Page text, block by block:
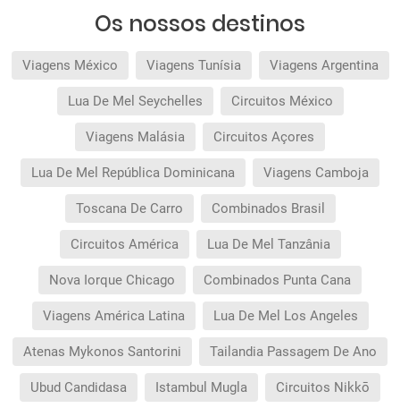
Os nossos destinos
Viagens México Viagens Tunísia Viagens Argentina
Lua De Mel Seychelles Circuitos México
Viagens Malásia Circuitos Açores
Lua De Mel República Dominicana Viagens Camboja
Toscana De Carro Combinados Brasil
Circuitos América Lua De Mel Tanzânia
Nova Iorque Chicago Combinados Punta Cana
Viagens América Latina Lua De Mel Los Angeles
Atenas Mykonos Santorini Tailandia Passagem De Ano
Ubud Candidasa Istambul Mugla Circuitos Nikkō